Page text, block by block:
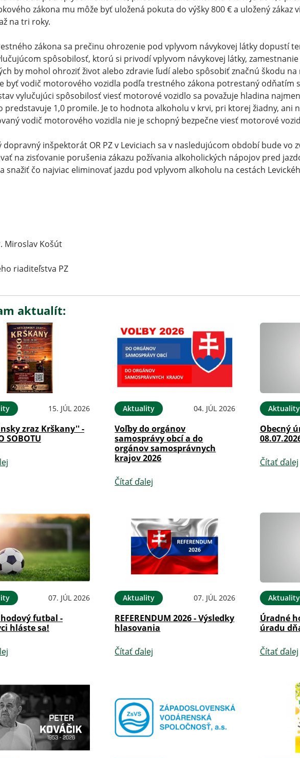
zákona mu môže byť uložená pokuta do výšky 800 € a uložený zákaz
na tri roky.
zákona sa prečinu ohrozenie pod vplyvom návykovej látky dopustí
spôsobilosť, ktorú si privodí vplyvom návykovej látky,
by mohol ohroziť život alebo zdravie ľudí alebo spôsobiť značnú škodu na
byť vodič motorového vozidla podľa trestného zákona potrestaný odňatím
vylučujúci spôsobilosť viesť motorové vozidlo sa považuje hladina
predstavuje 1,0 promile. Je to hodnota alkoholu v krvi, pri ktorej žiadny, ani
vodič motorového vozidla nie je schopný bezpečne viesť motorové
dopravný inšpektorát OR PZ v Leviciach sa v nasledujúcom období bude vo
na zisťovanie porušenia zákazu požívania alkoholických nápojov pred
snažiť čo najviac eliminovať jazdu pod vplyvom alkoholu na cestách
Miroslav Košút
riaditeľstva PZ
aktualít:
15. JÚL 2026
zraz Krškany'' -
SOBOTU
Aktuality 04. JÚL 2026
Voľby do orgánov
samosprávy obcí a do
orgánov samosprávnych
krajov 2026
Čítať ďalej
Aktuality
Obecný
Čítať ďalej
07. JÚL 2026
futbal -
hláste sa!
Aktuality 07. JÚL 2026
REFERENDUM 2026 - Výsledky
hlasovania
Čítať ďalej
Aktuality
Úradné
úradu
Čítať ďalej